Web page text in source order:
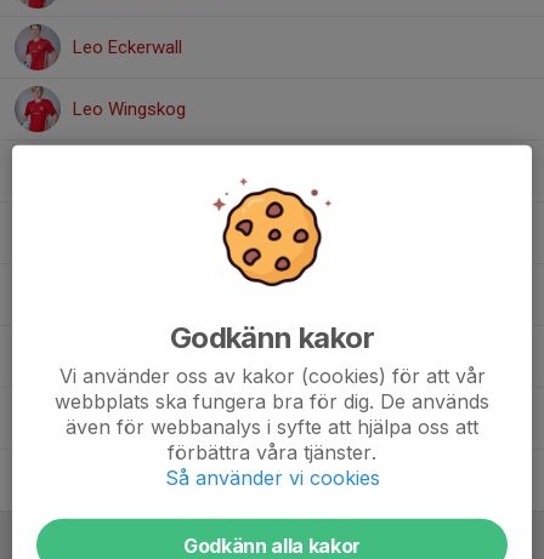
Leo Eckerwall
Leo Wingskog
Simon van den Bergen, U15
Vincent Uhlin
Ledare
Godkänn kakor
Vi använder oss av kakor (cookies) för att vår
webbplats ska fungera bra för dig. De används
även för webbanalys i syfte att hjälpa oss att
förbättra våra tjänster.
Så använder vi cookies
Godkänn alla kakor